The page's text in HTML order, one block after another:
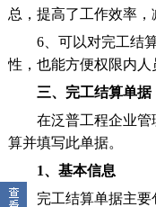
总，提高了工作效率，
6、可以对完工结算
性，也能方便权限内人
三、完工结算单据
在泛普工程企业管
算并填写此单据。
1、基本信息
完工结算单据主要包